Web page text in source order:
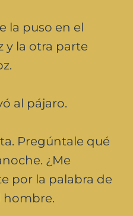
la puso en el
y la otra parte
al pájaro.
Pregúntale qué
¿Me
por la palabra de
hombre.